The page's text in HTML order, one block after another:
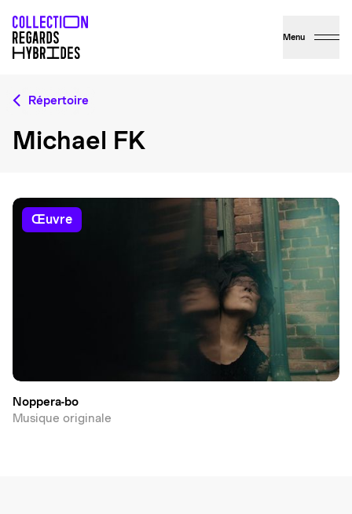
Menu
Répertoire
Michael FK
œuvre
Noppera-bo
Musique originale